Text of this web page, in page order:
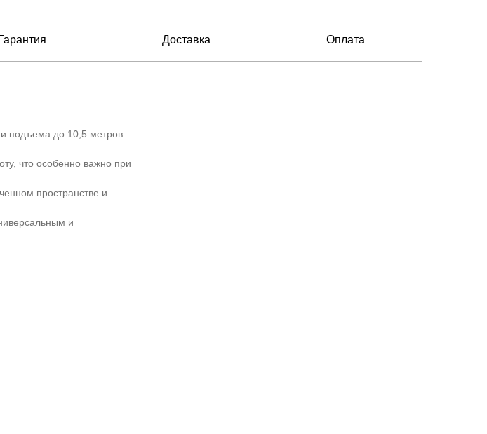
Гарантия Доставка Оплата
подъема до 10,5 метров.
что особенно важно при
пространстве и
и